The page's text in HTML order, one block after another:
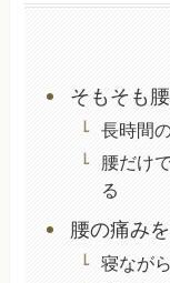
そもそも
長時間
腰だけ
る
腰の痛み
寝なが